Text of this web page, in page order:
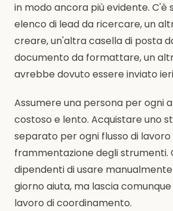
in modo ancora più evidente. C'è
elenco di lead da ricercare, un
creare, un'altra casella di posta
documento da formattare, un
avrebbe dovuto essere inviato
Assumere una persona per ogni
costoso e lento. Acquistare uno
separato per ogni flusso di
frammentazione degli strumenti.
dipendenti di usare
giorno aiuta, ma lascia
lavoro di coordinamento.